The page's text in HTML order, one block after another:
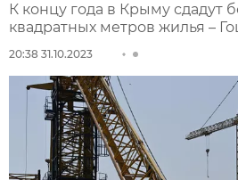
К концу года в Крыму сдадут
квадратных метров жилья –
20:38 31.10.2023